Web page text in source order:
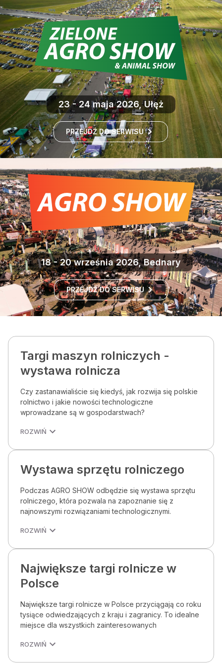
23 - 24 maja 2026, Ułęż
PRZEJDŹ DO SERWISU
18 - 20 września 2026, Bednary
PRZEJDŹ DO SERWISU
Targi maszyn rolniczych -
wystawa rolnicza
Czy zastanawialiście się kiedyś, jak rozwija się polskie
rolnictwo i jakie nowości technologiczne
wprowadzane są w gospodarstwach?
ROZWIŃ
Wystawa sprzętu rolniczego
Podczas AGRO SHOW odbędzie się wystawa sprzętu
rolniczego, która pozwala na zapoznanie się z
najnowszymi rozwiązaniami technologicznymi.
ROZWIŃ
Największe targi rolnicze w
Polsce
Największe targi rolnicze w Polsce przyciągają co roku
tysiące odwiedzających z kraju i zagranicy. To idealne
miejsce dla wszystkich zainteresowanych
ROZWIŃ